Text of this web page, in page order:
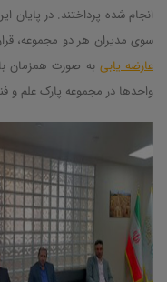
انجام شده پرداختند. در
سوی مدیران هر دو مجموعه،
عارضه یابی به صورت همزمان
واحدها در مجموعه پارک علم و